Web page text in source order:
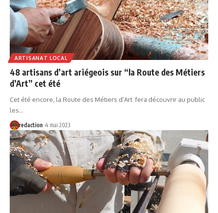
ARTISANAT LOCAL
48 artisans d’art ariégeois sur “la Route des Métiers
d’Art” cet été
Cet été encore, la Route des Métiers d’Art fera découvrir au public
les…
redaction 4 mai 2023